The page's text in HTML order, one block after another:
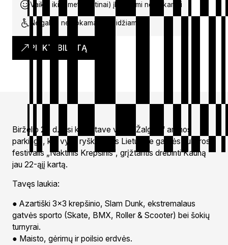
Vaikai iki 6 metų (imtinai) įleidžiami nemokamai
Neįgalieji nemokamai neįleidžiami
PIRKTI BILIETĄ
Birželio 20 d. visi keliai tave ves į „Žalgirio“ arenos
parkingą, kur vyks ryškiausias Lietuvoje gatvės kultūros
festivalis „Naktinis Krepšinis“, grįžtantis drebinti Kauną
jau 22-ąjį kartą.
Tavęs laukia:
● Azartiški 3x3 krepšinio, Slam Dunk, ekstremalaus
gatvės sporto (Skate, BMX, Roller & Scooter) bei šokių
turnyrai.
● Maisto, gėrimų ir poilsio erdvės.